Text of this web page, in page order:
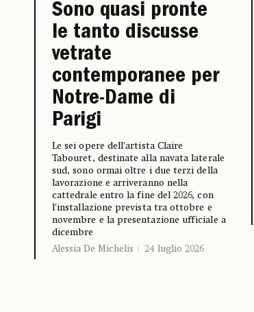
Sono quasi pronte
le tanto discusse
vetrate
contemporanee per
Notre-Dame di
Parigi
Le sei opere dell’artista Claire
Tabouret, destinate alla navata laterale
sud, sono ormai oltre i due terzi della
lavorazione e arriveranno nella
cattedrale entro la fine del 2026, con
l’installazione prevista tra ottobre e
novembre e la presentazione ufficiale a
dicembre
Alessia De Michelis
24 luglio 2026